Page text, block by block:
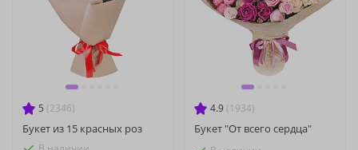
5 (2346)
Букет из 15 красных роз
4.9 (1934)
Букет "От всего сердца"